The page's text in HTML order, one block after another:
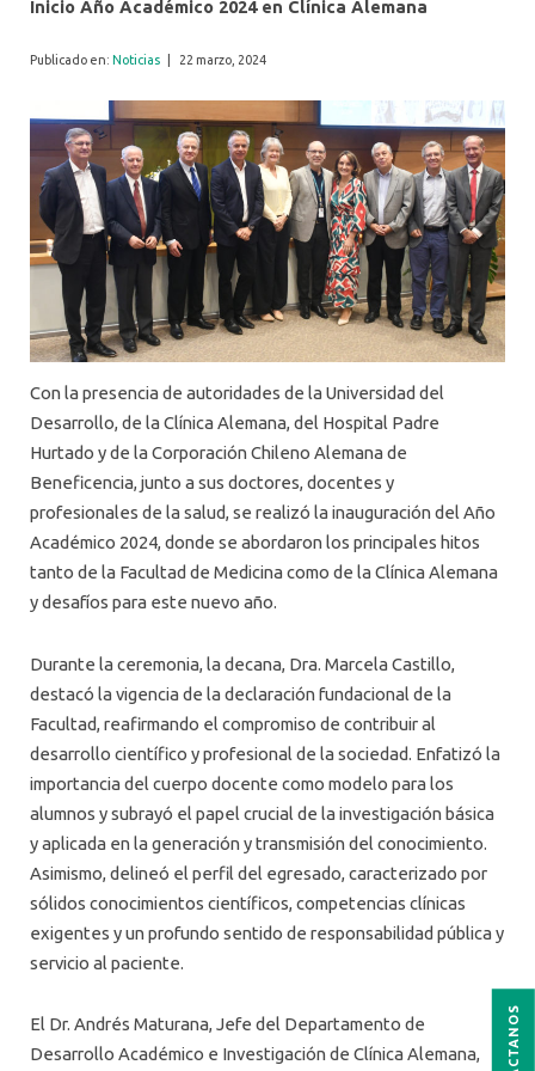
Inicio Año Académico 2024 en Clínica Alemana
Publicado en: Noticias 22 marzo, 2024
Con la presencia de autoridades de la Universidad del
Desarrollo, de la Clínica Alemana, del Hospital Padre
Hurtado y de la Corporación Chileno Alemana de
Beneficencia, junto a sus doctores, docentes y
profesionales de la salud, se realizó la inauguración del Año
Académico 2024, donde se abordaron los principales hitos
tanto de la Facultad de Medicina como de la Clínica Alemana
y desafíos para este nuevo año.
Durante la ceremonia, la decana, Dra. Marcela Castillo,
destacó la vigencia de la declaración fundacional de la
Facultad, reafirmando el compromiso de contribuir al
desarrollo científico y profesional de la sociedad. Enfatizó la
importancia del cuerpo docente como modelo para los
alumnos y subrayó el papel crucial de la investigación básica
y aplicada en la generación y transmisión del conocimiento.
Asimismo, delineó el perfil del egresado, caracterizado por
sólidos conocimientos científicos, competencias clínicas
exigentes y un profundo sentido de responsabilidad pública y
servicio al paciente.
El Dr. Andrés Maturana, Jefe del Departamento de
Desarrollo Académico e Investigación de Clínica Alemana,